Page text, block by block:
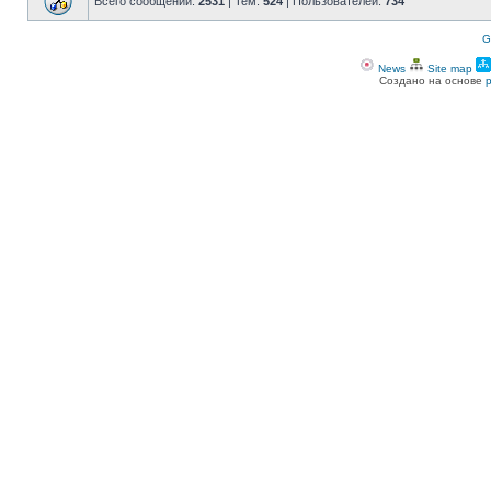
News Site map
Создано на основе